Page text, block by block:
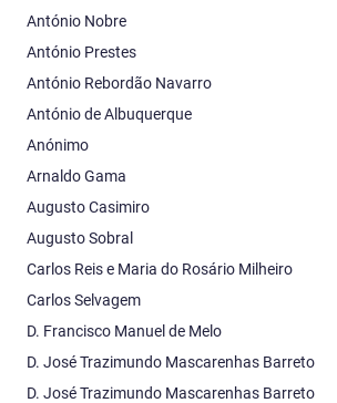
António Nobre
António Prestes
António Rebordão Navarro
António de Albuquerque
Anónimo
Arnaldo Gama
Augusto Casimiro
Augusto Sobral
Carlos Reis e Maria do Rosário Milheiro
Carlos Selvagem
D. Francisco Manuel de Melo
D. José Trazimundo Mascarenhas Barreto
D. José Trazimundo Mascarenhas Barreto